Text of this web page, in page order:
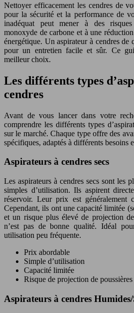
Nettoyer efficacement les cendres de
pour la sécurité et la performance de
inadéquat peut mener à des
monoxyde de carbone et à une
énergétique. Un aspirateur à cendres de
pour un entretien facile et sûr. Ce
meilleur choix.
Les différents types
cendres
Avant de vous lancer dans votre
comprendre les différents types
sur le marché. Chaque type offre des
spécifiques, adaptés à différents besoins
Aspirateurs à cendres secs
Les aspirateurs à cendres secs sont les
simples d’utilisation. Ils aspirent
réservoir. Leur prix est généralement
Cependant, ils ont une capacité limitée
et un risque plus élevé de projection
n’est pas de bonne qualité. Idéal
utilisation peu fréquente.
Prix abordable
Simple d’utilisation
Capacité limitée
Risque de projection de poussières
Aspirateurs à cendres Humides/